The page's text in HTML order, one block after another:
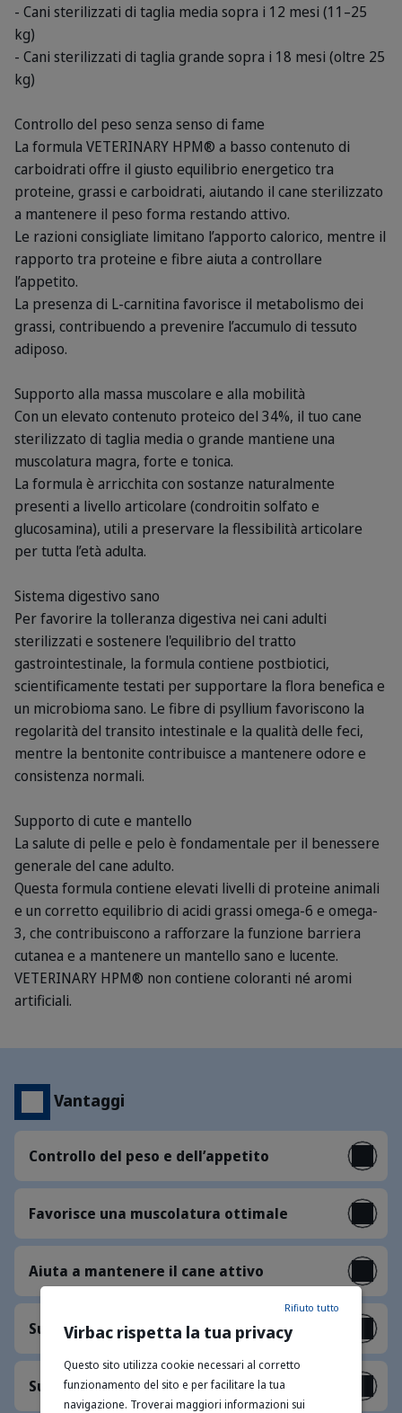
- Cani sterilizzati di taglia media sopra i 12 mesi (11–25
kg)
- Cani sterilizzati di taglia grande sopra i 18 mesi (oltre 25
kg)
Controllo del peso senza senso di fame
La formula VETERINARY HPM® a basso contenuto di
carboidrati offre il giusto equilibrio energetico tra
proteine, grassi e carboidrati, aiutando il cane sterilizzato
a mantenere il peso forma restando attivo.
Le razioni consigliate limitano l’apporto calorico, mentre il
rapporto tra proteine e fibre aiuta a controllare
l’appetito.
La presenza di L-carnitina favorisce il metabolismo dei
grassi, contribuendo a prevenire l’accumulo di tessuto
adiposo.
Supporto alla massa muscolare e alla mobilità
Con un elevato contenuto proteico del 34%, il tuo cane
sterilizzato di taglia media o grande mantiene una
muscolatura magra, forte e tonica.
La formula è arricchita con sostanze naturalmente
presenti a livello articolare (condroitin solfato e
glucosamina), utili a preservare la flessibilità articolare
per tutta l’età adulta.
Sistema digestivo sano
Per favorire la tolleranza digestiva nei cani adulti
sterilizzati e sostenere l'equilibrio del tratto
gastrointestinale, la formula contiene postbiotici,
scientificamente testati per supportare la flora benefica e
un microbioma sano. Le fibre di psyllium favoriscono la
regolarità del transito intestinale e la qualità delle feci,
mentre la bentonite contribuisce a mantenere odore e
consistenza normali.
Supporto di cute e mantello
La salute di pelle e pelo è fondamentale per il benessere
generale del cane adulto.
Questa formula contiene elevati livelli di proteine animali
e un corretto equilibrio di acidi grassi omega-6 e omega-
3, che contribuiscono a rafforzare la funzione barriera
cutanea e a mantenere un mantello sano e lucente.
VETERINARY HPM® non contiene coloranti né aromi
artificiali.
Vantaggi
Controllo del peso e dell’appetito
Favorisce una muscolatura ottimale
Aiuta a mantenere il cane attivo
Supporta la salute dell’intestino
Supporta la salute di pelle e pelo
Virbac rispetta la tua privacy
Questo sito utilizza cookie necessari al corretto
funzionamento del sito e per facilitare la tua
navigazione. Troverai maggiori informazioni sui
Rifiuto tutto